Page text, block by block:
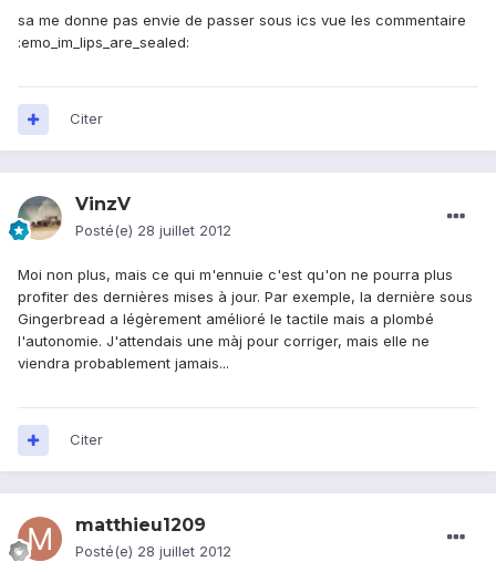
sa me donne pas envie de passer sous ics vue les commentaire
:emo_im_lips_are_sealed:
Citer
VinzV
Posté(e) 28 juillet 2012
Moi non plus, mais ce qui m'ennuie c'est qu'on ne pourra plus
profiter des dernières mises à jour. Par exemple, la dernière sous
Gingerbread a légèrement amélioré le tactile mais a plombé
l'autonomie. J'attendais une màj pour corriger, mais elle ne
viendra probablement jamais...
Citer
matthieu1209
Posté(e) 28 juillet 2012